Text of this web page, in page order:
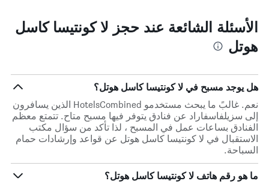
الأسئلة الشائعة عند حجز لا كونتيسا كاسل
هوتل
هل يوجد مسبح في لا كونتيسا كاسل هوتل؟
نعم. غالبً ما يبحث مستخدمو HotelsCombined الذين يسافرون
إلى سزيلفاسفاراد عن فنادق يتوفر فيها مسبح متاح. تتمتع معظم
الفنادق بساعات عمل في المسبح ، لذا تأكد من سؤال مكتب
الاستقبال في لا كونتيسا كاسل هوتل عن قواعد وإرشادات حمام
السباحة.
ما هو رقم هاتف لا كونتيسا كاسل هوتل؟